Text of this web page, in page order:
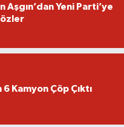
Aşgın’dan Yeni Parti’ye
6 Kamyon Çöp Çıktı